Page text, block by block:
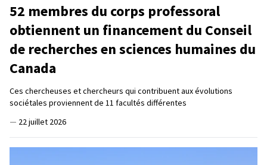
52 membres du corps professoral
obtiennent un financement du Conseil
de recherches en sciences humaines du
Canada
Ces chercheuses et chercheurs qui contribuent aux évolutions
sociétales proviennent de 11 facultés différentes
— 22 juillet 2026